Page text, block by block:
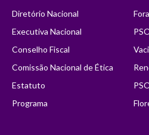
Diretório Nacional
Executiva Nacional
Conselho Fiscal
Comissão Nacional de Ética
Estatuto
Programa